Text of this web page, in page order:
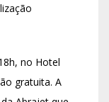
no Hotel
gratuita. A